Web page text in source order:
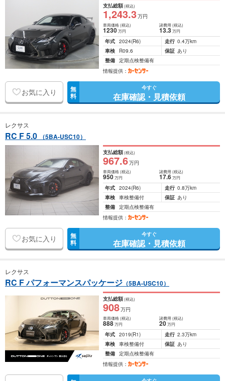
支払総額(税込)
1,243.3万円
車両価格(税込)
1230万円
諸費用 (税込)
13.3 万円
年式 2024(R6) 走行 0.4万km
車検
R09.6 保証 あり
整備 定期点検整備有
情報提供：
お気に入り 無
料
今すぐ
在庫確認・見積依頼
レクサス
RC F 5.0 （5BA-USC10）
支払総額(税込)
967.6万円
車両価格(税込)
950万円
諸費用 (税込)
17.6 万円
年式 2024(R6) 走行 0.8万km
車検 車検整備付 保証 あり
整備 定期点検整備有
情報提供：
お気に入り 無
料
今すぐ
在庫確認・見積依頼
レクサス
RC F パフォーマンスパッケージ （5BA-USC10）
支払総額(税込)
908万円
車両価格(税込)
888万円
諸費用 (税込)
20 万円
年式 2019(R1) 走行 2.3万km
車検 車検整備付 保証 あり
整備 定期点検整備有
情報提供：